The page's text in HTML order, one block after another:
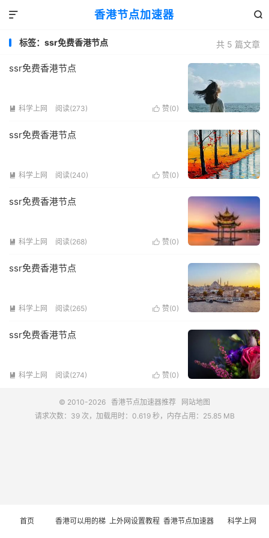
香港节点加速器 

共 5 篇文章
标签：ssr免费香港节点
ssr免费香港节点
 赞(0)
 科学上网 阅读(273)
ssr免费香港节点
 赞(0)
 科学上网 阅读(240)
ssr免费香港节点
 赞(0)
 科学上网 阅读(268)
ssr免费香港节点
 赞(0)
 科学上网 阅读(265)
ssr免费香港节点
 赞(0)
 科学上网 阅读(274)
© 2010-2026 香港节点加速器推荐
网站地图
请求次数：39 次，加载用时：0.619 秒，内存占用：25.85 MB
首页 香港可以用的梯 上外网设置教程 香港节点加速器 科学上网